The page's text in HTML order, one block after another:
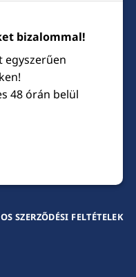
bizalommal!
egyszerűen
48 órán belül
SZERZŐDÉSI FELTÉTELEK